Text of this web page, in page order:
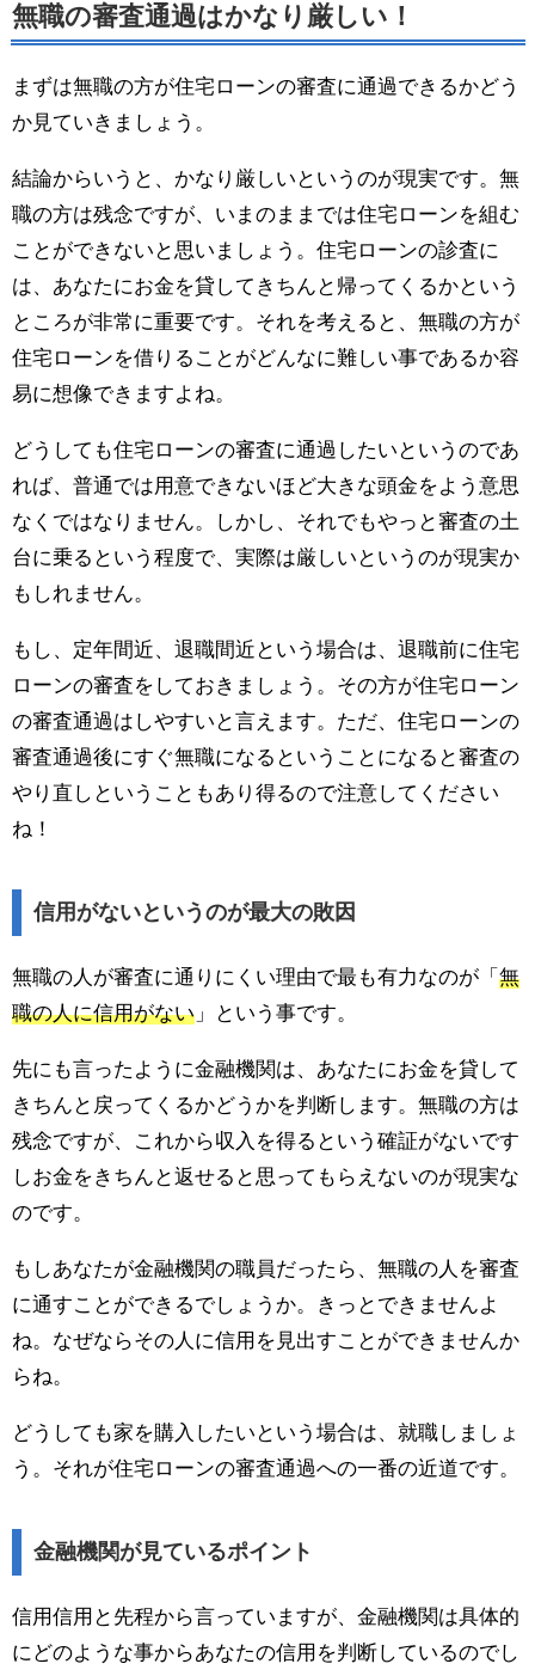
無職の審査通過はかなり厳しい！
まずは無職の方が住宅ローンの審査に通過できるかどう
か見ていきましょう。
結論からいうと、かなり厳しいというのが現実です。無
職の方は残念ですが、いまのままでは住宅ローンを組む
ことができないと思いましょう。住宅ローンの診査に
は、あなたにお金を貸してきちんと帰ってくるかという
ところが非常に重要です。それを考えると、無職の方が
住宅ローンを借りることがどんなに難しい事であるか容
易に想像できますよね。
どうしても住宅ローンの審査に通過したいというのであ
れば、普通では用意できないほど大きな頭金をよう意思
なくではなりません。しかし、それでもやっと審査の土
台に乗るという程度で、実際は厳しいというのが現実か
もしれません。
もし、定年間近、退職間近という場合は、退職前に住宅
ローンの審査をしておきましょう。その方が住宅ローン
の審査通過はしやすいと言えます。ただ、住宅ローンの
審査通過後にすぐ無職になるということになると審査の
やり直しということもあり得るので注意してください
ね！
信用がないというのが最大の敗因
無職の人が審査に通りにくい理由で最も有力なのが「 無
職の人に信用がない 」という事です。
先にも言ったように金融機関は、あなたにお金を貸して
きちんと戻ってくるかどうかを判断します。無職の方は
残念ですが、これから収入を得るという確証がないです
しお金をきちんと返せると思ってもらえないのが現実な
のです。
もしあなたが金融機関の職員だったら、無職の人を審査
に通すことができるでしょうか。きっとできませんよ
ね。なぜならその人に信用を見出すことができませんか
らね。
どうしても家を購入したいという場合は、就職しましょ
う。それが住宅ローンの審査通過への一番の近道です。
金融機関が見ているポイント
信用信用と先程から言っていますが、金融機関は具体的
にどのような事からあなたの信用を判断しているのでし